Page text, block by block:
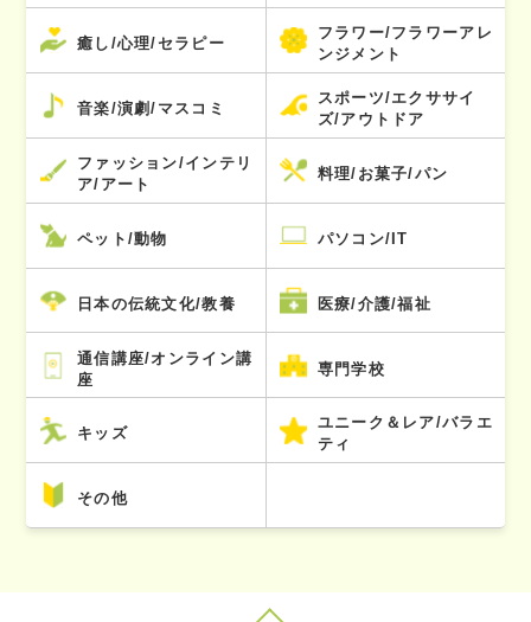
癒し/心理/セラピー
フラワー/フラワーアレ
ンジメント
音楽/演劇/マスコミ
スポーツ/エクササイ
ズ/アウトドア
ファッション/インテリ
ア/アート
料理/お菓子/パン
ペット/動物 パソコン/IT
日本の伝統文化/教養 医療/介護/福祉
通信講座/オンライン講
座
専門学校
キッズ
ユニーク＆レア/バラエ
ティ
その他